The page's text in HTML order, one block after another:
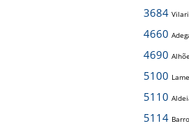
3684
4660
4690
5100
5110
5114